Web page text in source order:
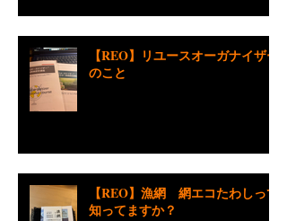
【REO】リユースオーガナイザー
のこと
【REO】漁網 網エコたわしって
知ってますか？